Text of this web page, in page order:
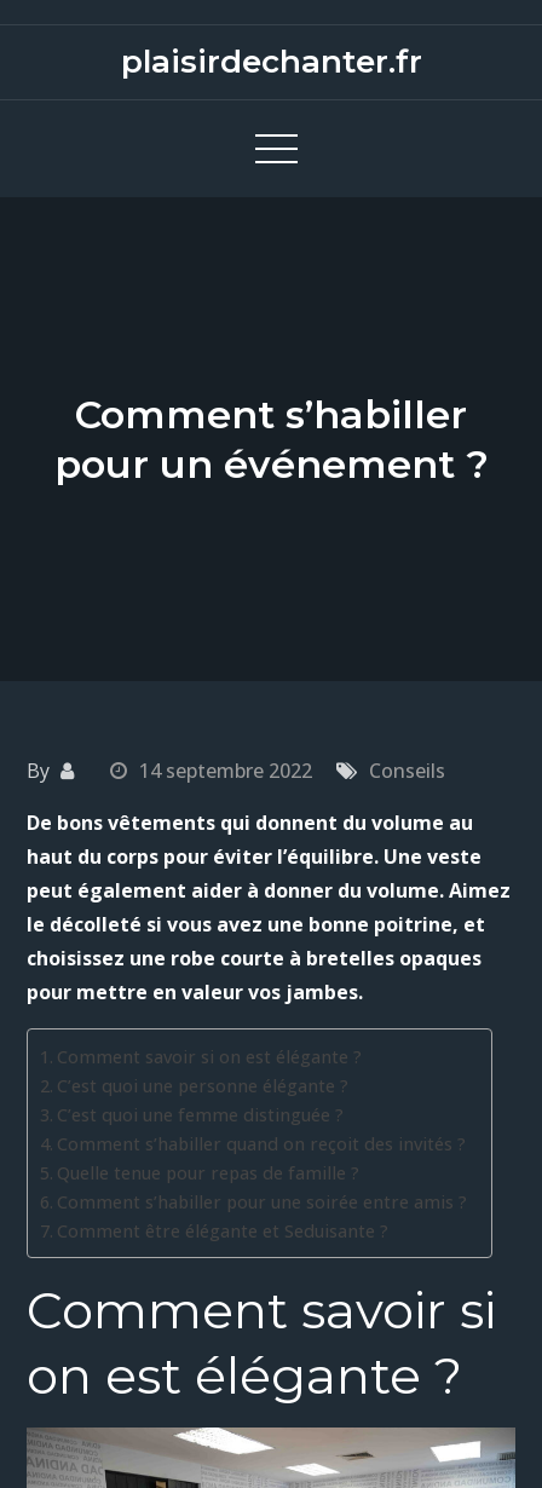
plaisirdechanter.fr
Comment s’habiller
pour un événement ?
By 14 septembre 2022
Conseils
De bons vêtements qui donnent du volume au
haut du corps pour éviter l’équilibre. Une veste
peut également aider à donner du volume. Aimez
le décolleté si vous avez une bonne poitrine, et
choisissez une robe courte à bretelles opaques
pour mettre en valeur vos jambes.
Comment savoir si on est élégante ?
C’est quoi une personne élégante ?
C’est quoi une femme distinguée ?
Comment s’habiller quand on reçoit des invités ?
Quelle tenue pour repas de famille ?
Comment s’habiller pour une soirée entre amis ?
Comment être élégante et Seduisante ?
Comment savoir si
on est élégante ?